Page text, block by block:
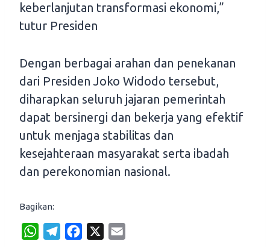
keberlanjutan transformasi ekonomi,”
tutur Presiden
Dengan berbagai arahan dan penekanan
dari Presiden Joko Widodo tersebut,
diharapkan seluruh jajaran pemerintah
dapat bersinergi dan bekerja yang efektif
untuk menjaga stabilitas dan
kesejahteraan masyarakat serta ibadah
dan perekonomian nasional.
Bagikan:
W